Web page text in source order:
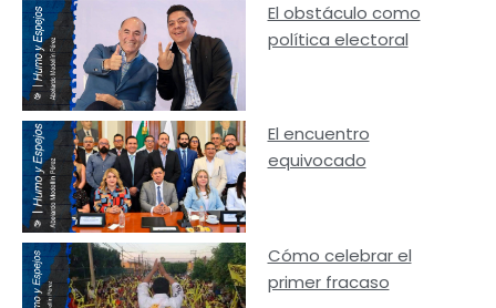
El obstáculo como
política electoral
El encuentro
equivocado
Cómo celebrar el
primer fracaso